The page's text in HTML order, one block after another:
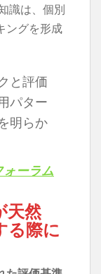
識は、個別
ングを形成
と評価
パター
明らか
ォーラム
天然
る際に